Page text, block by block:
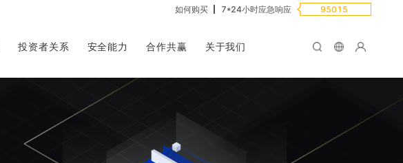
如何购买 7*24小时应急响应 95015
投资者关系 安全能力 合作共赢 关于我们